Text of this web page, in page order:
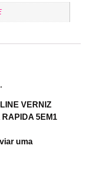
VERNIZ
5EM1
uma